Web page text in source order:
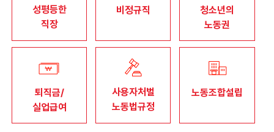
성평등한
직장
비정규직
청소년의
노동권
퇴직금/
실업급여
사용자처벌
노동법규정
노동조합설립